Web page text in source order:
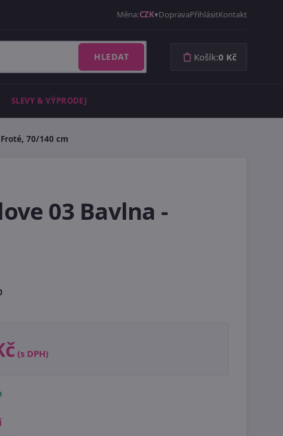
Měna:CZK DopravaPřihlásitKontakt
HLEDAT Košík:0 Kč
SLEVY & VÝPRODEJ
70/140 cm
03 Bavlna -
(s DPH)